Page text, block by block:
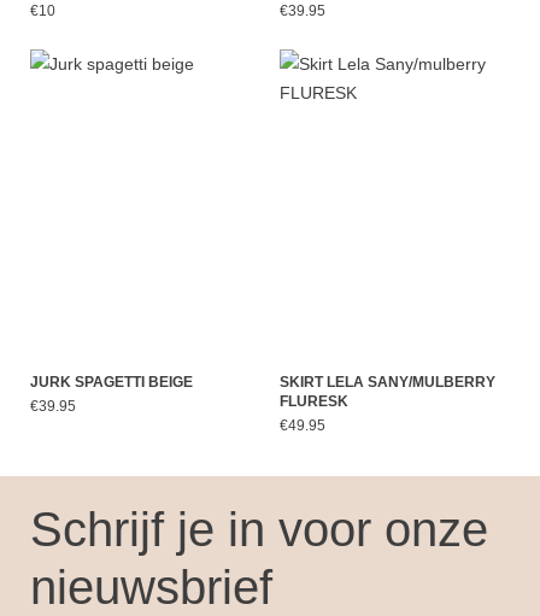
€10
€39.95
JURK SPAGETTI BEIGE
€39.95
SKIRT LELA SANY/MULBERRY
FLURESK
€49.95
Schrijf je in voor onze
nieuwsbrief